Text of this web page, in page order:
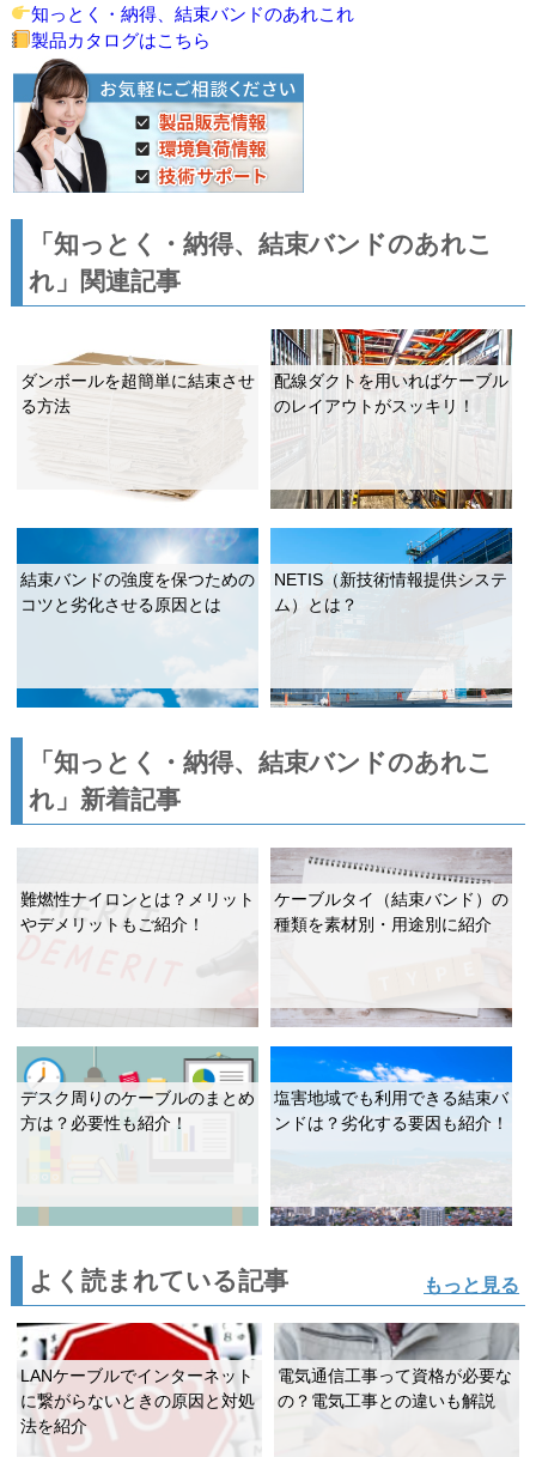
知っとく・納得、結束バンドのあれこれ
製品カタログはこちら
「知っとく・納得、結束バンドのあれこ
れ」関連記事
ダンボールを超簡単に結束させ
る方法
配線ダクトを用いればケーブル
のレイアウトがスッキリ！
結束バンドの強度を保つための
コツと劣化させる原因とは
NETIS（新技術情報提供システ
ム）とは？
「知っとく・納得、結束バンドのあれこ
れ」新着記事
難燃性ナイロンとは？メリット
やデメリットもご紹介！
ケーブルタイ（結束バンド）の
種類を素材別・用途別に紹介
デスク周りのケーブルのまとめ
方は？必要性も紹介！
塩害地域でも利用できる結束バ
ンドは？劣化する要因も紹介！
よく読まれている記事 もっと見る
LANケーブルでインターネット
に繋がらないときの原因と対処
法を紹介
電気通信工事って資格が必要な
の？電気工事との違いも解説